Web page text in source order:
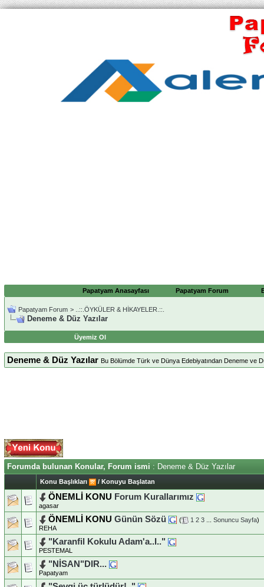
Papatyam Anasayfası Papatyam Forum
Papatyam Forum > ..::.ÖYKÜLER & HİKAYELER.::.
Deneme & Düz Yazılar
Üyemiz Ol
Deneme & Düz Yazılar Bu Bölümde Türk ve Dünya Edebiyatından Deneme ve
Forumda bulunan Konular, Forum ismi : Deneme & Düz Yazılar
Konu Başlıkları / Konuyu Başlatan
ÖNEMLİ KONU Forum Kurallarımız
agasar
ÖNEMLİ KONU Günün Sözü ( 1 2 3 Sonuncu Sayfa)
REHA
"Karanfil Kokulu Adam'a..I.."
PESTEMAL
"NİSAN"DIR...
Papatyam